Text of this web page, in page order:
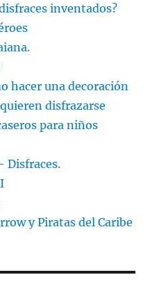
inventados?
hacer una decoración
disfrazarse
para niños
Disfraces.
y Piratas del Caribe